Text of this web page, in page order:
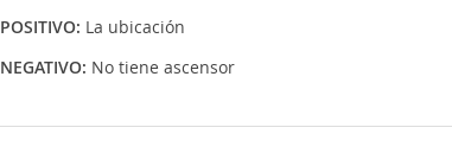
POSITIVO: La ubicación
NEGATIVO: No tiene ascensor